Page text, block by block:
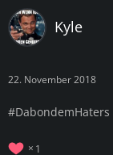
Kyle
22. November 2018
#DabondemHaters
1